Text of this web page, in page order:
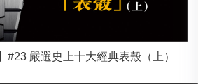
#23 嚴選史上十大經典表殼（上）